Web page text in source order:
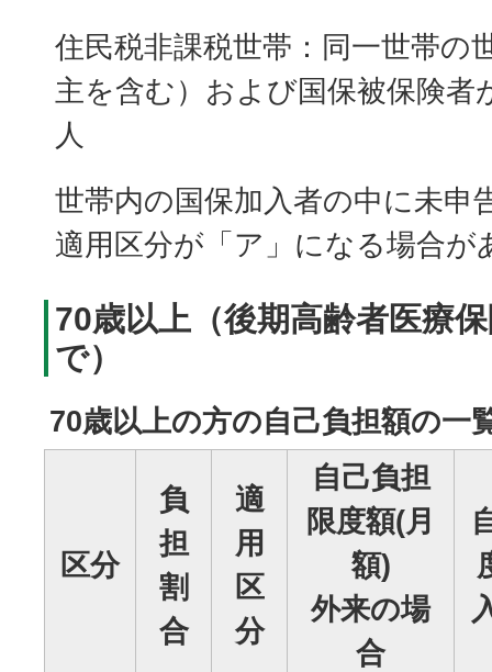
住民税非課税世帯：同一世帯の
主を含む）および国保被保険者
人
世帯内の国保加入者の中に未申
適用区分が「ア」になる場合が
70歳以上（後期高齢者医療
で）
70歳以上の方の自己負担額の一
区分
負
担
割
合
適
用
区
分
自己負担
限度額(月
額)
外来の場
合